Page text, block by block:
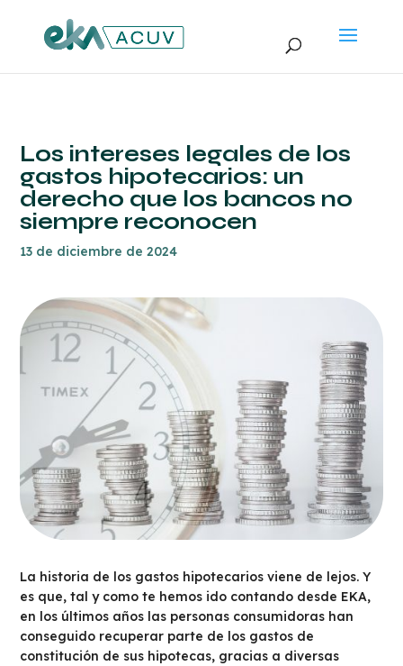
Los intereses legales de los
gastos hipotecarios: un
derecho que los bancos no
siempre reconocen
13 de diciembre de 2024
La historia de los gastos hipotecarios viene de lejos. Y
es que, tal y como te hemos ido contando desde EKA,
en los últimos años las personas consumidoras han
conseguido recuperar parte de los gastos de
constitución de sus hipotecas, gracias a diversas